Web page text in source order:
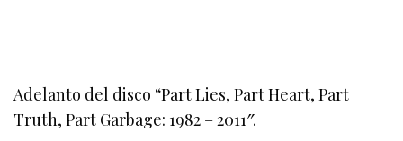
Adelanto del disco “Part Lies, Part Heart, Part
Truth, Part Garbage: 1982 – 2011″.